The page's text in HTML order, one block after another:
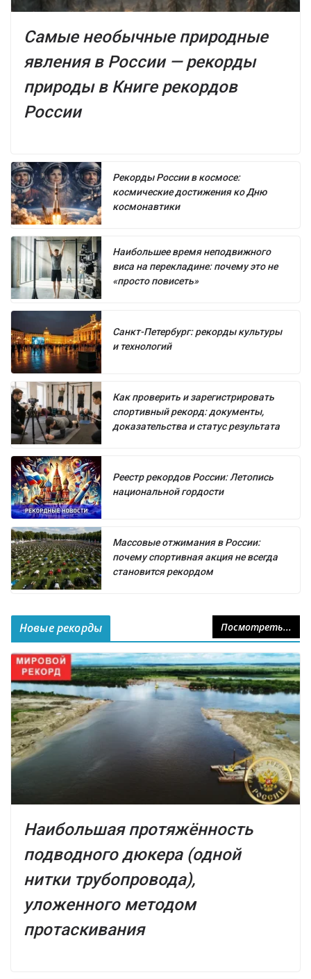
Самые необычные природные
явления в России — рекорды
природы в Книге рекордов
России
Рекорды России в космосе:
космические достижения ко Дню
космонавтики
Наибольшее время неподвижного
виса на перекладине: почему это не
«просто повисеть»
Санкт-Петербург: рекорды культуры
и технологий
Как проверить и зарегистрировать
спортивный рекорд: документы,
доказательства и статус результата
Реестр рекордов России: Летопись
национальной гордости
Массовые отжимания в России:
почему спортивная акция не всегда
становится рекордом
Новые рекорды Посмотреть...
Наибольшая протяжённость
подводного дюкера (одной
нитки трубопровода),
уложенного методом
протаскивания